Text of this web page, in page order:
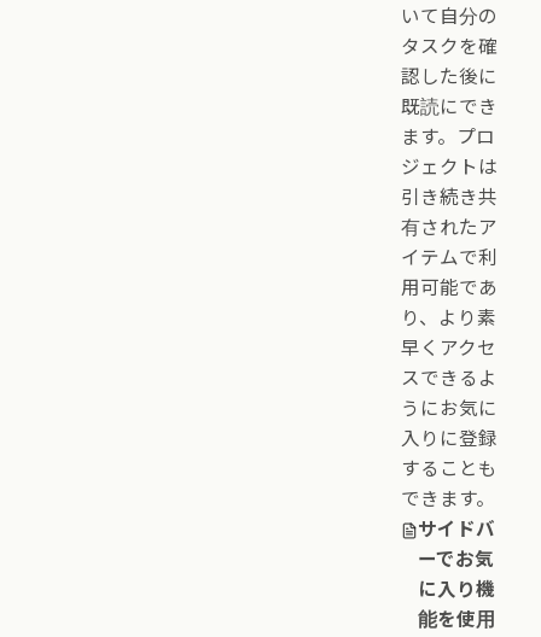
いて自分の
タスクを確
認した後に
既読にでき
ます。プロ
ジェクトは
引き続き共
有されたア
イテムで利
用可能であ
り、より素
早くアクセ
スできるよ
うにお気に
入りに登録
することも
できます。
サイドバ
ーでお気
に入り機
能を使用